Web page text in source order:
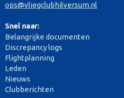
ops@vliegclubhilversum.nl
Snel naar:
Belangrijke documenten
Discrepancy logs
Flightplanning
Leden
Nieuws
Clubberichten